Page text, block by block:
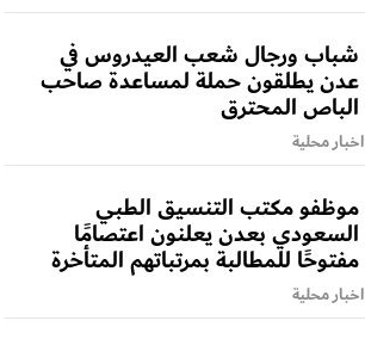
شباب ورجال شعب العيدروس في
عدن يطلقون حملة لمساعدة صاحب
الباص المحترق
اخبار محلية
موظفو مكتب التنسيق الطبي
السعودي بعدن يعلنون اعتصامًا
مفتوحًا للمطالبة بمرتباتهم المتأخرة
اخبار محلية